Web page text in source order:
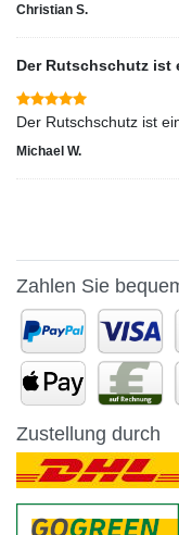
Christian S.
Der Rutschschutz ist
Der Rutschschutz ist
Michael W.
Zahlen Sie
Zustellung durch